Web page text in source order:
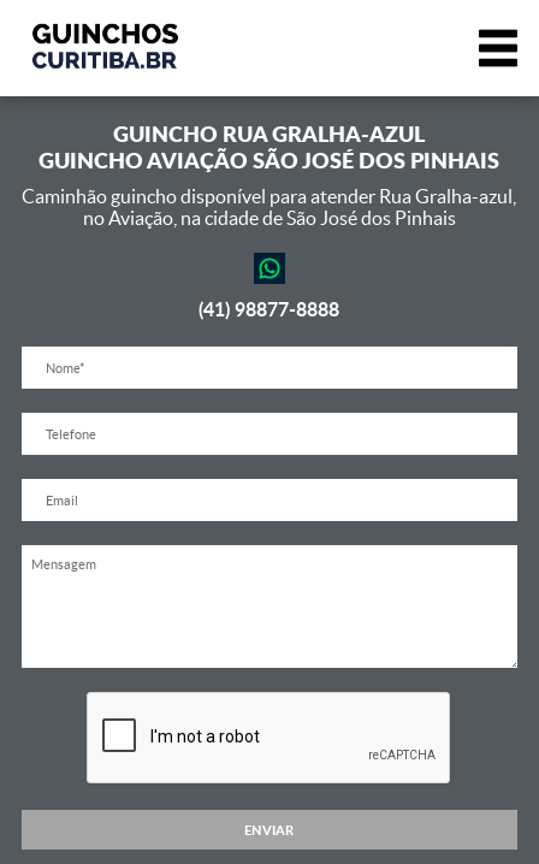
GUINCHO RUA GRALHA-AZUL
GUINCHO AVIAÇÃO SÃO JOSÉ DOS PINHAIS
Caminhão guincho disponível para atender Rua Gralha-azul,
no Aviação, na cidade de São José dos Pinhais
(41) 98877-8888
ENVIAR